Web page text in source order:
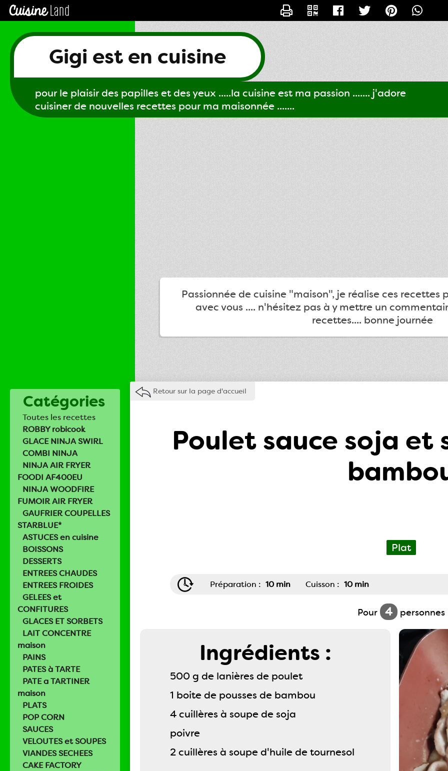
Gigi est en cuisine
pour le plaisir des papilles et des yeux .....la cuisine est ma passion ....... j'adore
cuisiner de nouvelles recettes pour ma maisonnée .......
Passionnée de cuisine "maison", je réalise ces recettes
avec vous .... n'hésitez pas à y mettre un
recettes.... bonne journée
Catégories
Toutes les recettes
ROBBY robicook
GLACE NINJA SWIRL
COMBI NINJA
NINJA AIR FRYER
FOODI AF400EU
NINJA WOODFIRE
FUMOIR AIR FRYER
GAUFRIER COUPELLES
STARBLUE*
ASTUCES en cuisine
BOISSONS
DESSERTS
ENTREES CHAUDES
ENTREES FROIDES
GELEES et
CONFITURES
GLACES ET SORBETS
LAIT CONCENTRE
maison
PAINS
PATES à TARTE
PATE a TARTINER
maison
PLATS
POP CORN
SAUCES
VELOUTES et SOUPES
VIANDES SECHEES
CAKE FACTORY
Retour sur la page d'accueil
Poulet sauce soja et
Plat
Préparation : 10 min Cuisson : 10 min
Pour 4 personnes
Ingrédients :
500 g de lanières de poulet
1 boite de pousses de bambou
4 cuillères à soupe de soja
poivre
2 cuillères à soupe d'huile de tournesol
CONTACTER GIGI61